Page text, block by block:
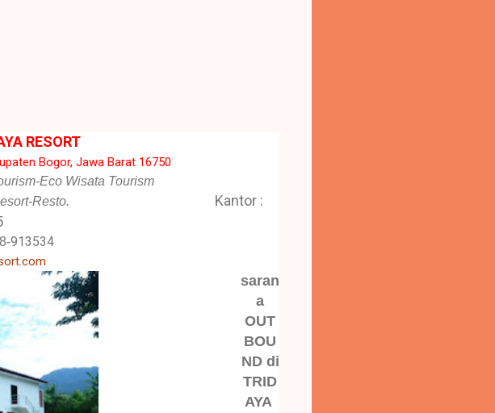
RESORT
Bogor, Jawa Barat 16750
Eco Wisata Tourism
Resto.
Kantor :
913534
saran
a
OUT
BOU
ND di
TRID
AYA